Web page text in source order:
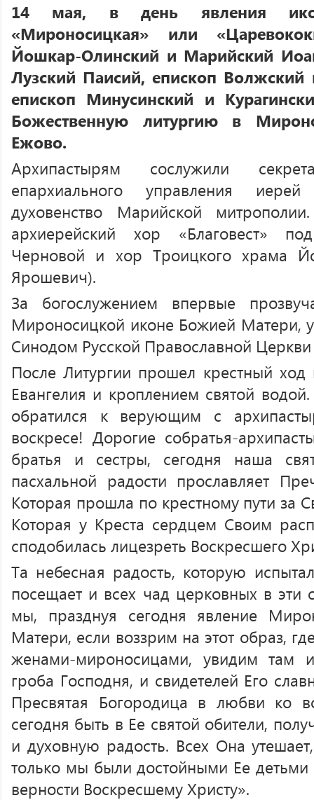
14 мая, в день явления
«Мироносицкая» или
Йошкар-Олинский и Марийский
Лузский Паисий, епископ
епископ Минусинский и
Божественную литургию в
Ежово.
Архипастырям сослужили
епархиального управления
духовенство Марийской
архиерейский хор «Благовест»
Черновой и хор Троицкого храма
Ярошевич).
За богослужением впервые
Мироносицкой иконе Божией Матери,
Синодом Русской Православной
После Литургии прошел крестный
Евангелия и кроплением святой
обратился к верующим с
воскресе! Дорогие собратья-
братья и сестры, сегодня наша
пасхальной радости прославляет
Которая прошла по крестному пути
Которая у Креста сердцем Своим
сподобилась лицезреть Воскресшего
Та небесная радость, которую
посещает и всех чад церковных в эти
мы, празднуя сегодня явление
Матери, если воззрим на этот образ,
женами-мироносицами, увидим там
гроба Господня, и свидетелей Его
Пресвятая Богородица в любви ко
сегодня быть в Ее святой обители,
и духовную радость. Всех Она
только мы были достойными Ее
верности Воскресшему Христу».